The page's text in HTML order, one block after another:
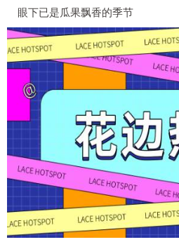
眼下已是瓜果飘香的季节